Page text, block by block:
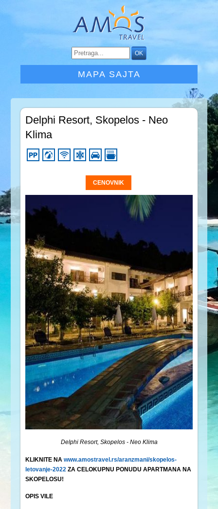
MAPA SAJTA
Delphi Resort, Skopelos - Neo
Klima
CENOVNIK
Delphi Resort, Skopelos - Neo Klima
KLIKNITE NAwww.amostravel.rs/aranzmani/skopelos-
letovanje-2022 ZA CELOKUPNU PONUDU APARTMANA NA
SKOPELOSU!
OPIS VILE